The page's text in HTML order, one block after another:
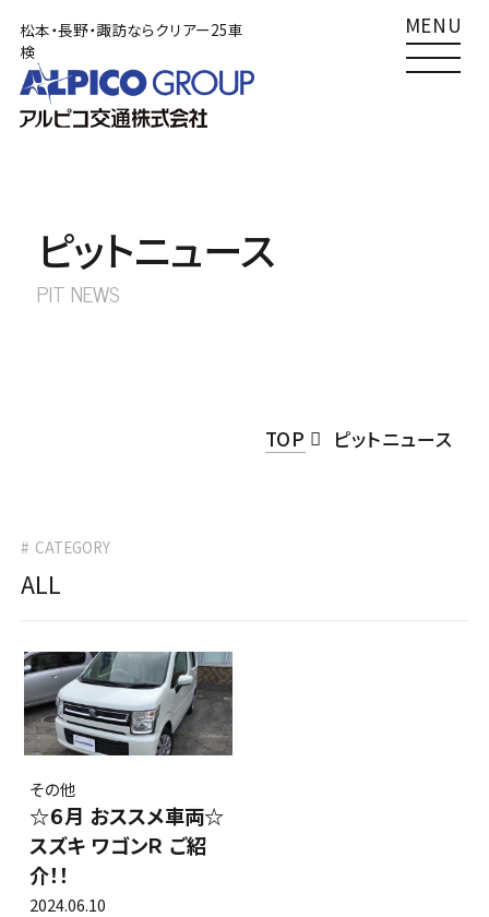
松本・長野・諏訪ならクリアー25車
検
MENU
TOP
Clear25車検
車検をご検討の方へ
Clear25車検
タイヤ預かりサービス
ボデーリペア
カーメンテナンス
ロードサービス
リフレッシュサービス
プレミアムメンテナンス
カーラッピング
カーショップALPICO
（新車・中古車販売）
クリアー25車検
クリアー25車検
車検
ピットニュース
PIT NEWS
TOP ピットニュース
CATEGORY
ALL
その他
☆６月 おススメ車両☆
スズキ ワゴンＲ ご紹
介！！
2024.06.10